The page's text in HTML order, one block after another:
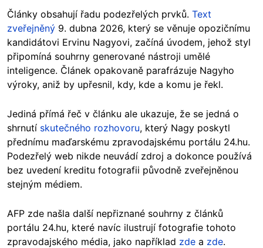
Články obsahují řadu podezřelých prvků. Text
zveřejněný 9. dubna 2026, který se věnuje opozičnímu
kandidátovi Ervinu Nagyovi, začíná úvodem, jehož styl
připomíná souhrny generované nástroji umělé
inteligence. Článek opakovaně parafrázuje Nagyho
výroky, aniž by upřesnil, kdy, kde a komu je řekl.
Jediná přímá řeč v článku ale ukazuje, že se jedná o
shrnutí skutečného rozhovoru, který Nagy poskytl
přednímu maďarskému zpravodajskému portálu 24.hu.
Podezřelý web nikde neuvádí zdroj a dokonce používá
bez uvedení kreditu fotografii původně zveřejněnou
stejným médiem.
AFP zde našla další nepřiznané souhrny z článků
portálu 24.hu, které navíc ilustrují fotografie tohoto
zpravodajského média, jako například zde a zde.